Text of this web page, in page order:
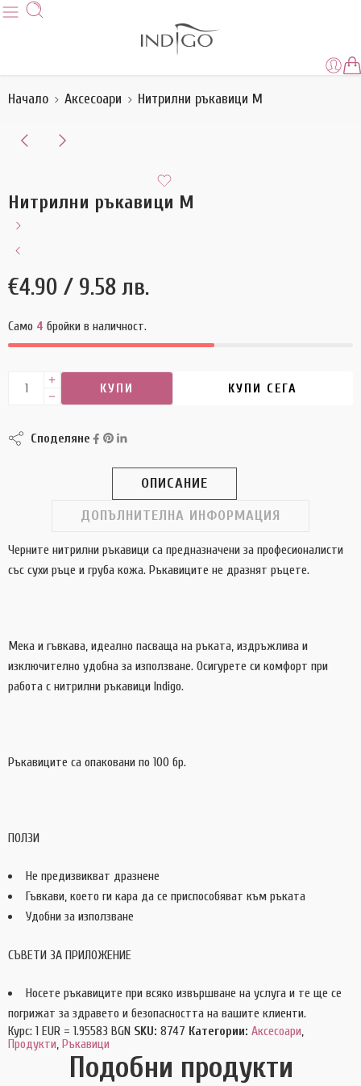
Начало Аксесоари Нитрилни ръкавици M
Нитрилни ръкавици M
€4.90 / 9.58 лв.
Само 4 бройки в наличност.
КУПИ КУПИ СЕГА
Споделяне
ОПИСАНИЕ
ДОПЪЛНИТЕЛНА ИНФОРМАЦИЯ
Черните нитрилни ръкавици са предназначени за професионалисти
със сухи ръце и груба кожа. Ръкавиците не дразнят ръцете.
Мека и гъвкава, идеално пасваща на ръката, издръжлива и
изключително удобна за използване. Осигурете си комфорт при
работа с нитрилни ръкавици Indigo.
Ръкавиците са опаковани по 100 бр.
ПОЛЗИ
Не предизвикват дразнене
Гъвкави, което ги кара да се приспособяват към ръката
Удобни за използване
СЪВЕТИ ЗА ПРИЛОЖЕНИЕ
Носете ръкавиците при всяко извършване на услуга и те ще се
погрижат за здравето и безопасността на вашите клиенти.
Курс: 1 EUR = 1.95583 BGN SKU: 8747 Категории: Аксесоари
Продукти Ръкавици
Подобни продукти